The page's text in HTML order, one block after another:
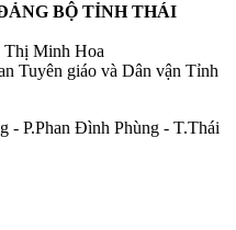
BỘ TỈNH THÁI
Minh Hoa
Tuyên giáo và Dân vận Tỉnh
- P.Phan Đình Phùng - T.Thái